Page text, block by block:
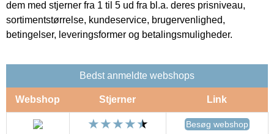
dem med stjerner fra 1 til 5 ud fra bl.a. deres prisniveau,
sortimentstørrelse, kundeservice, brugervenlighed,
betingelser, leveringsformer og betalingsmuligheder.
Bedst anmeldte webshops
Webshop Stjerner Link
Besøg webshop